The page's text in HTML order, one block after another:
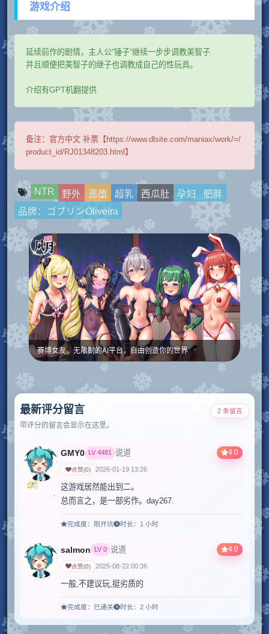
游戏介绍
延续前作的剧情，主人公“锤子”继续一步步调教美智子
并且顺便把美智子的继子也调教成自己的性玩具。
介绍有GPT机翻提供
备注： 官方中文 补票【https://www.dlsite.com/maniax/work/=/
product_id/RJ01348203.html】
NTR 野外 恶堕 超乳 西瓜肚 孕妇
肥胖
品牌：ゴブリンOliveira
赛博女友，无限制的AI平台，自由创造你的世界
最新评分留言
带评分的留言会显示在这里。
2 条留言
4.0
GMY0 LV4481 说道
点赞(0) 2026-01-19 13:26
这游戏居然能出到二。
总而言之，是一部劣作。day267.
完成度： 刚开坑 时长： 1 小时
4.0
salmon LV0 说道
点赞(0) 2025-08-22 00:36
一般,不建议玩,挺劣质的
完成度： 已通关 时长： 2 小时